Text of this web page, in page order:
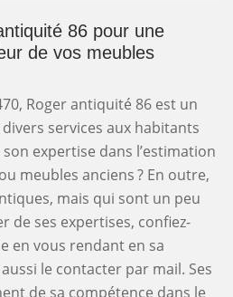
86 pour une
de vos meubles
Roger antiquité 86 est un
services aux habitants
expertise dans l’estimation
meubles anciens ? En outre,
mais qui sont un peu
de ses expertises, confiez-
en vous rendant en sa
le contacter par mail. Ses
de sa compétence dans le